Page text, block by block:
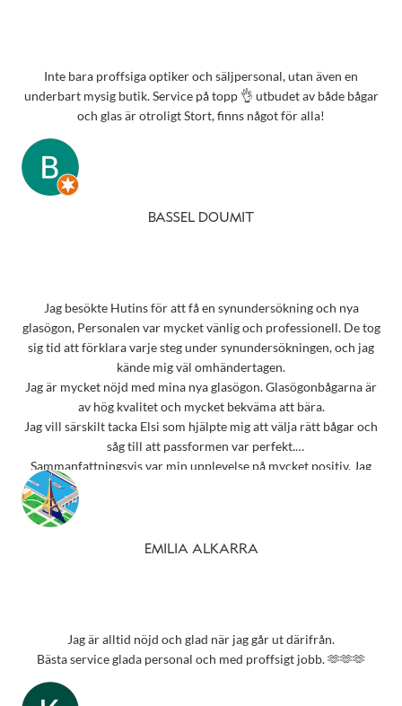
Inte bara proffsiga optiker och säljpersonal, utan även en
underbart mysig butik. Service på topp 👌 utbudet av både bågar
och glas är otroligt Stort, finns något för alla!
BASSEL DOUMIT
Jag besökte Hutins för att få en synundersökning och nya
glasögon, Personalen var mycket vänlig och professionell. De tog
sig tid att förklara varje steg under synundersökningen, och jag
kände mig väl omhändertagen.
Jag är mycket nöjd med mina nya glasögon. Glasögonbågarna är
av hög kvalitet och mycket bekväma att bära.
Jag vill särskilt tacka Elsi som hjälpte mig att välja rätt bågar och
såg till att passformen var perfekt.
Sammanfattningsvis var min upplevelse på mycket positiv. Jag
rekommenderar starkt detta ställe till alla som behöver
EMILIA ALKARRA
Jag är alltid nöjd och glad när jag går ut därifrån.
Bästa service glada personal och med proffsigt jobb. 🫶🫶🫶